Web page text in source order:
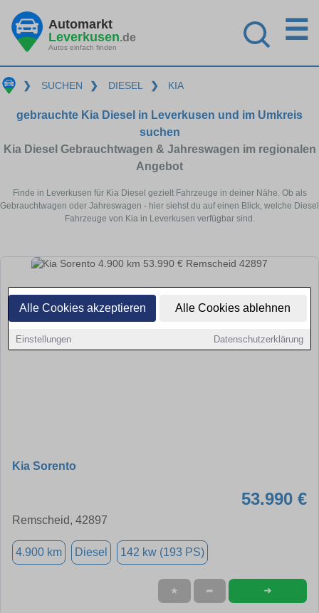
Alle Cookies akzeptieren Alle Cookies ablehnen
Einstellungen Datenschutzerklärung
Automarkt
Leverkusen.de
Autos einfach finden
☰
❯ SUCHEN ❯ DIESEL ❯ KIA
gebrauchte Kia Diesel in Leverkusen und im Umkreis
suchen
Kia Diesel Gebrauchtwagen & Jahreswagen im regionalen
Angebot
Finde in Leverkusen für Kia Diesel gezielt Fahrzeuge in deiner Nähe. Ob als
Gebrauchtwagen oder Jahreswagen - hier siehst du auf einen Blick, welche Diesel
Fahrzeuge von Kia in Leverkusen verfügbar sind.
Kia Sorento
53.990 €
Remscheid, 42897
4.900 km Diesel 142 kw (193 PS)
★ ➦ ➜